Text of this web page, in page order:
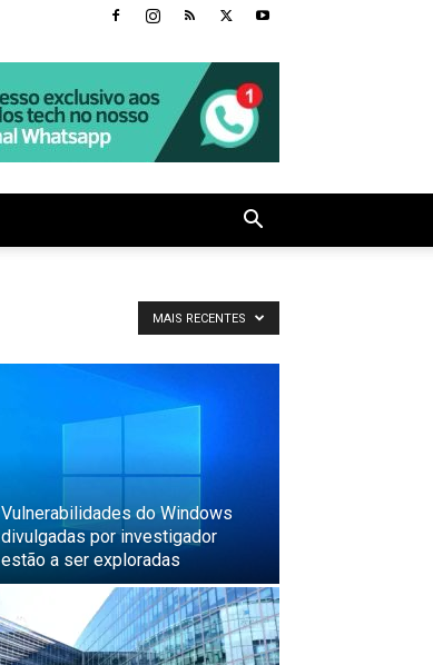
MAIS RECENTES
Vulnerabilidades do Windows
divulgadas por investigador
estão a ser exploradas